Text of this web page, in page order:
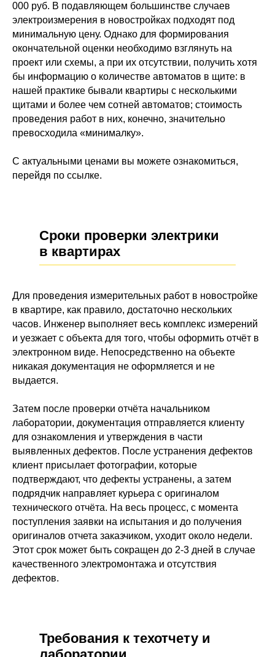
000 руб. В подавляющем большинстве случаев
электроизмерения в новостройках подходят под
минимальную цену. Однако для формирования
окончательной оценки необходимо взглянуть на
проект или схемы, а при их отсутствии, получить хотя
бы информацию о количестве автоматов в щите: в
нашей практике бывали квартиры с несколькими
щитами и более чем сотней автоматов; стоимость
проведения работ в них, конечно, значительно
превосходила «минималку».
С актуальными ценами вы можете ознакомиться,
перейдя по ссылке.
Сроки проверки электрики
в квартирах
Для проведения измерительных работ в новостройке
в квартире, как правило, достаточно нескольких
часов. Инженер выполняет весь комплекс измерений
и уезжает с объекта для того, чтобы оформить отчёт в
электронном виде. Непосредственно на объекте
никакая документация не оформляется и не
выдается.
Затем после проверки отчёта начальником
лаборатории, документация отправляется клиенту
для ознакомления и утверждения в части
выявленных дефектов. После устранения дефектов
клиент присылает фотографии, которые
подтверждают, что дефекты устранены, а затем
подрядчик направляет курьера с оригиналом
технического отчёта. На весь процесс, с момента
поступления заявки на испытания и до получения
оригиналов отчета заказчиком, уходит около недели.
Этот срок может быть сокращен до 2-3 дней в случае
качественного электромонтажа и отсутствия
дефектов.
Требования к техотчету и